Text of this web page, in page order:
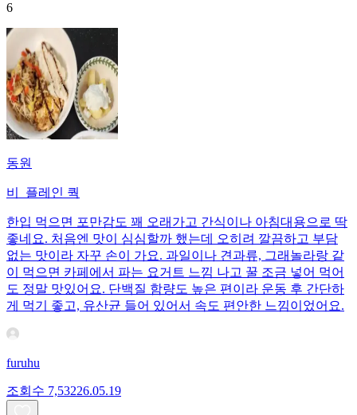
6
동원
비_플레인 쿽
한입 먹으면 포만감도 꽤 오래가고 간식이나 아침대용으로 딱
좋네요. 처음엔 맛이 심심할까 했는데 오히려 깔끔하고 부담
없는 맛이라 자꾸 손이 가요. 과일이나 견과류, 그래놀라랑 같
이 먹으면 카페에서 파는 요거트 느낌 나고 꿀 조금 넣어 먹어
도 정말 맛있어요. 단백질 함량도 높은 편이라 운동 후 간단하
게 먹기 좋고, 유산균 들어 있어서 속도 편안한 느낌이었어요.
furuhu
조회수 7,53226.05.19